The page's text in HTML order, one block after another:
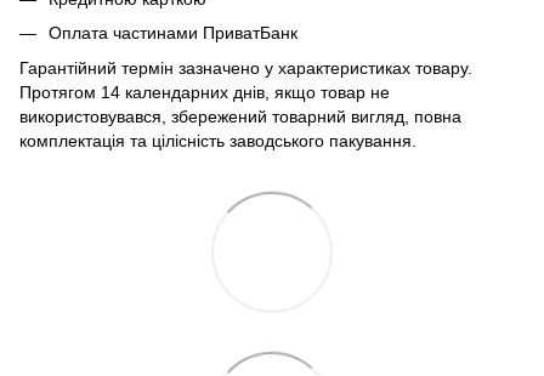
Оплата частинами ПриватБанк
Гарантійний термін зазначено у характеристиках товару.
Протягом 14 календарних днів, якщо товар не
використовувався, збережений товарний вигляд, повна
комплектація та цілісність заводського пакування.